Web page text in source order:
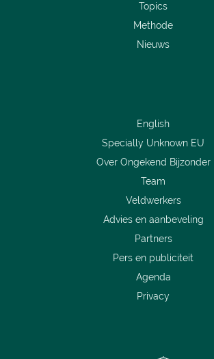
Topics
Methode
Nieuws
English
Specially Unknown EU
Over Ongekend Bijzonder
Team
Veldwerkers
Advies en aanbeveling
Partners
Pers en publiciteit
Agenda
Privacy